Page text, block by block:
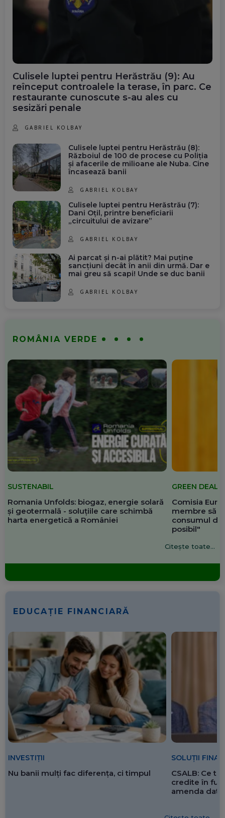
Culisele luptei pentru Herăstrău (9): Au
reînceput controalele la terase, în parc. Ce
restaurante cunoscute s-au ales cu
sesizări penale
GABRIEL KOLBAY
Culisele luptei pentru Herăstrău (8):
Războiul de 100 de procese cu Poliția
și afacerile de milioane ale Nuba. Cine
încasează banii
GABRIEL KOLBAY
Culisele luptei pentru Herăstrău (7):
Dani Oțil, printre beneficiarii
„circuitului de avizare”
GABRIEL KOLBAY
Ai parcat și n-ai plătit? Mai puține
sancțiuni decât în anii din urmă. Dar e
mai greu să scapi! Unde se duc banii
GABRIEL KOLBAY
ROMÂNIA VERDE
SUSTENABIL
Romania Unfolds: biogaz, energie solară
și geotermală - soluțiile care schimbă
harta energetică a României
GREEN DEAL
Comisia
membre să
consumul de
posibil"
Citește toate...
EDUCAȚIE FINANCIARĂ
INVESTIȚII
Nu banii mulți fac diferența, ci timpul
SOLUȚII
CSALB: Ce
credite în
amenda